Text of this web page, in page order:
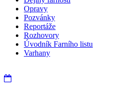
Opravy
Pozvánky
Reportáže
Rozhovory
Úvodník Farního listu
Varhany